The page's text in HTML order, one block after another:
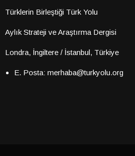
Türklerin Birleştiği Türk Yolu
Aylık Strateji ve Araştırma Dergisi
Londra, İngiltere / İstanbul, Türkiye
E. Posta: merhaba@turkyolu.org